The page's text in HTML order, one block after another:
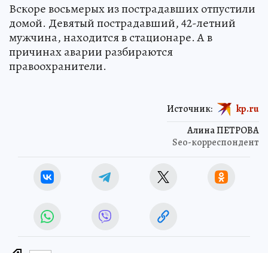
Вскоре восьмерых из пострадавших отпустили
домой. Девятый пострадавший, 42-летний
мужчина, находится в стационаре. А в
причинах аварии разбираются
правоохранители.
Алина ПЕТРОВА
Seo-корреспондент
Источник: kp.ru